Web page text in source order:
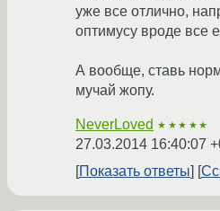
уже все отлично,
оптимусу вроде все
А вообще, ставь
мучай жопу.
NeverLoved ★★★★★
27.03.2014 16:40:07
Показать ответы